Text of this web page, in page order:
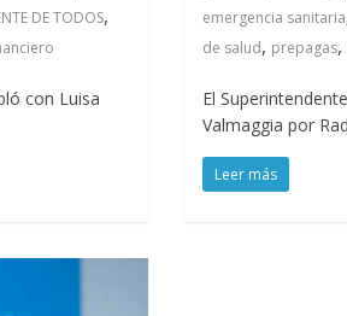
DE TODOS,
con Luisa
emergencia sanitaria
de salud, prepagas,
El
Valmaggia por
Leer más